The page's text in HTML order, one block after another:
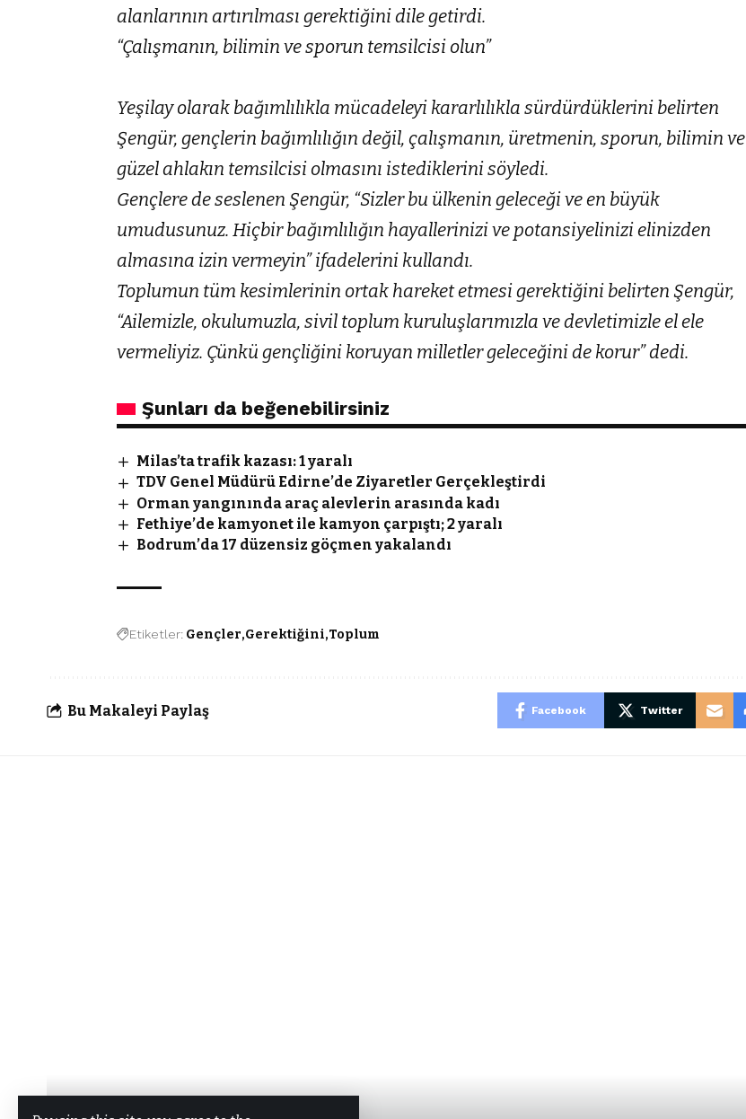
alanlarının artırılması gerektiğini dile getirdi.
“Çalışmanın, bilimin ve sporun temsilcisi olun”
Yeşilay olarak bağımlılıkla mücadeleyi kararlılıkla sürdürdüklerini belirten
Şengür, gençlerin bağımlılığın değil, çalışmanın, üretmenin, sporun, bilimin ve
güzel ahlakın temsilcisi olmasını istediklerini söyledi.
Gençlere de seslenen Şengür, “Sizler bu ülkenin geleceği ve en büyük
umudusunuz. Hiçbir bağımlılığın hayallerinizi ve potansiyelinizi elinizden
almasına izin vermeyin” ifadelerini kullandı.
Toplumun tüm kesimlerinin ortak hareket etmesi gerektiğini belirten Şengür,
“Ailemizle, okulumuzla, sivil toplum kuruluşlarımızla ve devletimizle el ele
vermeliyiz. Çünkü gençliğini koruyan milletler geleceğini de korur” dedi.
Şunları da beğenebilirsiniz
Milas’ta trafik kazası: 1 yaralı
TDV Genel Müdürü Edirne’de Ziyaretler Gerçekleştirdi
Orman yangınında araç alevlerin arasında kadı
Fethiye’de kamyonet ile kamyon çarpıştı; 2 yaralı
Bodrum’da 17 düzensiz göçmen yakalandı
Etiketler: Gençler Gerektiğini Toplum
Bu Makaleyi Paylaş Facebook Twitter